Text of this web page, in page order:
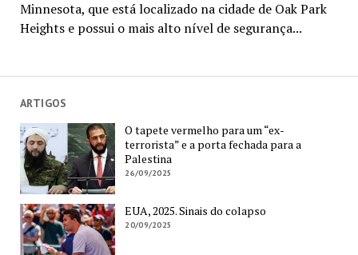
Minnesota, que está localizado na cidade de Oak Park
Heights e possui o mais alto nível de segurança...
ARTIGOS
O tapete vermelho para um “ex-
terrorista” e a porta fechada para a
Palestina
26/09/2025
EUA, 2025. Sinais do colapso
20/09/2025